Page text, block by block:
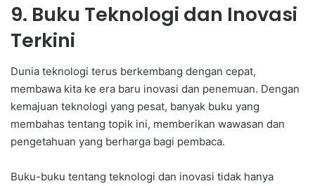
9. Buku Teknologi dan Inovasi
Terkini
Dunia teknologi terus berkembang dengan cepat,
membawa kita ke era baru inovasi dan penemuan. Dengan
kemajuan teknologi yang pesat, banyak buku yang
membahas tentang topik ini, memberikan wawasan dan
pengetahuan yang berharga bagi pembaca.
Buku-buku tentang teknologi dan inovasi tidak hanya